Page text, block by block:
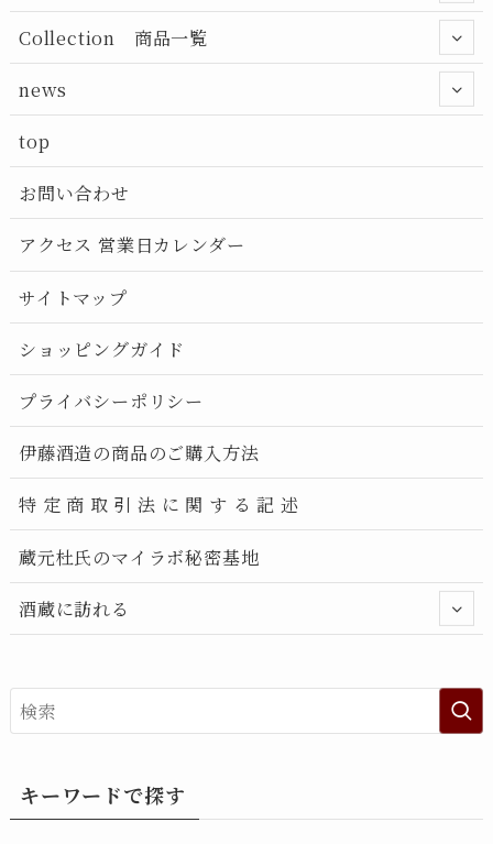
Collection 商品一覧
news
top
お問い合わせ
アクセス 営業日カレンダー
サイトマップ
ショッピングガイド
プライバシーポリシー
伊藤酒造の商品のご購入方法
特 定 商 取 引 法 に 関 す る 記 述
蔵元杜氏のマイラボ秘密基地
酒蔵に訪れる
キーワードで探す